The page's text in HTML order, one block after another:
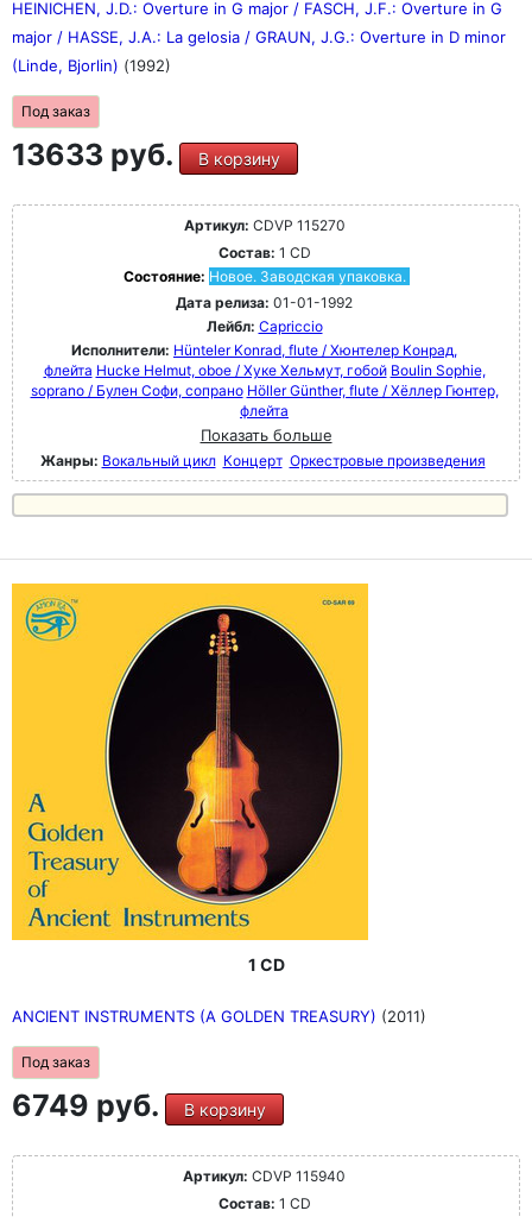
HEINICHEN, J.D.: Overture in G major / FASCH, J.F.: Overture in G
major / HASSE, J.A.: La gelosia / GRAUN, J.G.: Overture in D minor
(Linde, Bjorlin) (1992)
Под заказ
13633 руб. В корзину
Артикул: CDVP 115270
Состав: 1 CD
Состояние: Новое. Заводская упаковка.
Дата релиза: 01-01-1992
Лейбл: Capriccio
Исполнители: Hünteler Konrad, flute / Хюнтелер Конрад,
флейта Hucke Helmut, oboe / Хуке Хельмут, гобой Boulin Sophie,
soprano / Булен Софи, сопрано Höller Günther, flute / Хёллер Гюнтер,
флейта
Показать больше
Жанры: Вокальный цикл Концерт Оркестровые произведения
1 CD
ANCIENT INSTRUMENTS (A GOLDEN TREASURY) (2011)
Под заказ
6749 руб. В корзину
Артикул: CDVP 115940
Состав: 1 CD